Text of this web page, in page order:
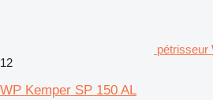
pétrisseur
12
WP Kemper SP 150 AL